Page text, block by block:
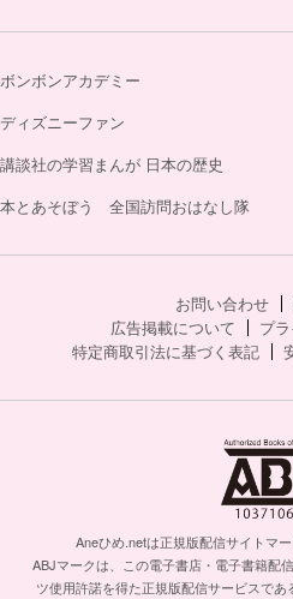
ボンボンアカデミー
ディズニーファン
講談社の学習まんが 日本の歴史
本とあそぼう 全国訪問おはなし隊
お問い合わせ
広告掲載について
プ
特定商取引法に基づく表記
Aneひめ.netは正規版配信サイトマ
ABJマークは、この電子書店・電子書籍配
ツ使用許諾を得た正規版配信サービスで